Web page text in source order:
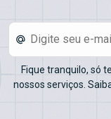
Fique tranquilo, só
nossos serviços.